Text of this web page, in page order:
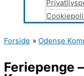
Forside Odense
Feriepenge